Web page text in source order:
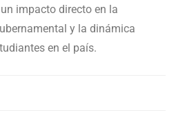
impacto directo en la
y la dinámica
en el país.